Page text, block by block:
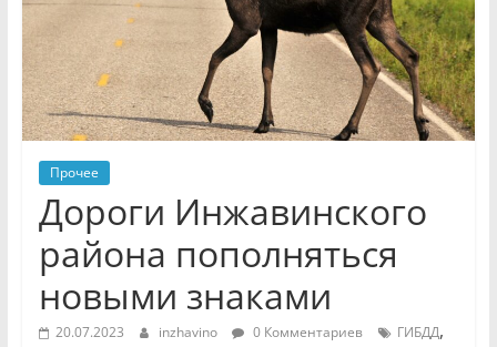
Прочее
Дороги Инжавинского
района пополняться
новыми знаками
20.07.2023 inzhavino 0 Комментариев ГИБДД,